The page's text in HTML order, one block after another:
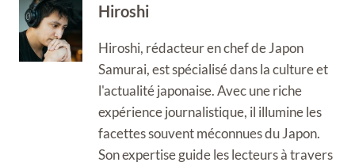
Hiroshi
Hiroshi, rédacteur en chef de Japon
Samurai, est spécialisé dans la culture et
l'actualité japonaise. Avec une riche
expérience journalistique, il illumine les
facettes souvent méconnues du Japon.
Son expertise guide les lecteurs à travers